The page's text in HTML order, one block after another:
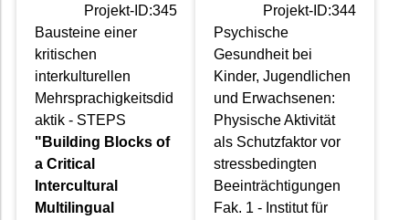
Projekt-ID:345
Bausteine einer
kritischen
interkulturellen
Mehrsprachigkeitsdid
aktik - STEPS
"Building Blocks of
a Critical
Intercultural
Multilingual
Projekt-ID:344
Psychische
Gesundheit bei
Kinder, Jugendlichen
und Erwachsenen:
Physische Aktivität
als Schutzfaktor vor
stressbedingten
Beeinträchtigungen
Fak. 1 - Institut für